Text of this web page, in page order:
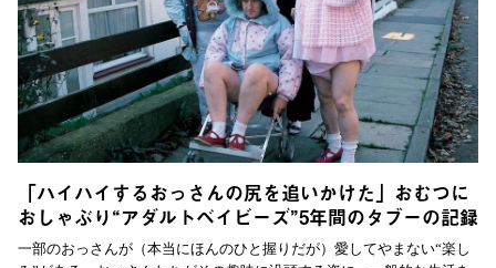
「ハイハイするおっさんの尻を追いかけた」おむつに
おしゃぶり“アダルトベイビーズ”5年間のタブーの記録
一部のおっさんが（本当にほんのひと握りだが）愛してやまない“楽し